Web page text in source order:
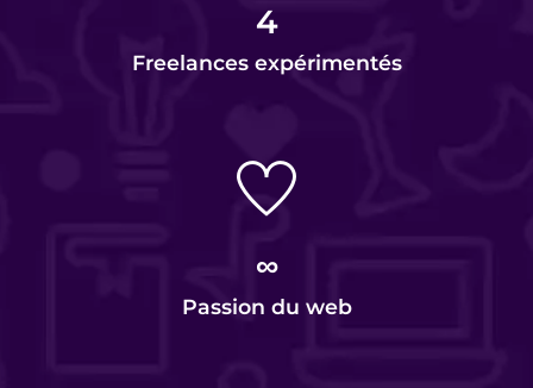
4
Freelances expérimentés
∞
Passion du web